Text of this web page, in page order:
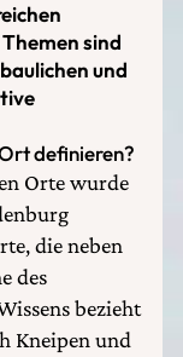
sind
und
definieren?
Orte wurde
die neben
des
bezieht
Kneipen und